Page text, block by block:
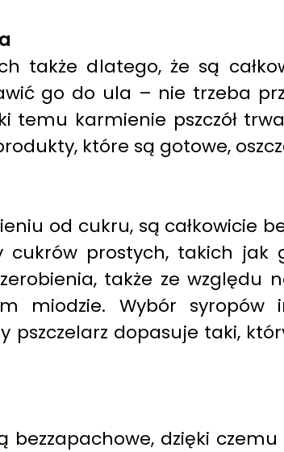
także dlatego, że są
go do ula – nie trzeba
temu karmienie pszczół
które są gotowe,
od cukru, są całkowicie
cukrów prostych, takich jak
także ze względu
miodzie. Wybór syropów
pszczelarz dopasuje taki,
bezzapachowe, dzięki